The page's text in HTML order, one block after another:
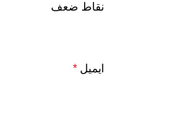
نقاط ضعف
ایمیل *